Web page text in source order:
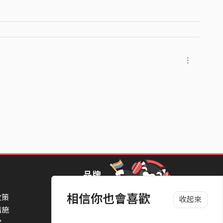
相信你也會喜歡 收起來
策
施
品牌
StreetVoice Awards 街聲音樂獎